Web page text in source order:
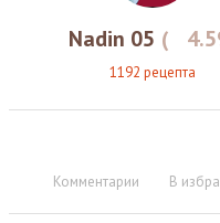
Nadin 05 (
1192 рецепта
Комментарии В